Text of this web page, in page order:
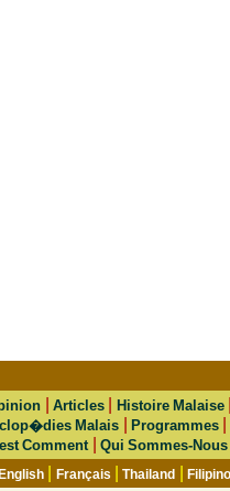
Articles| Histoire Malaise
Malais |Programmes
Comment Qui Sommes-Nous
English Français |Thailand |